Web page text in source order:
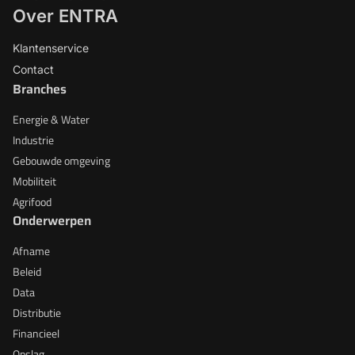
Over ENTRA
Klantenservice
Contact
Branches
Energie & Water
Industrie
Gebouwde omgeving
Mobiliteit
Agrifood
Onderwerpen
Afname
Beleid
Data
Distributie
Financieel